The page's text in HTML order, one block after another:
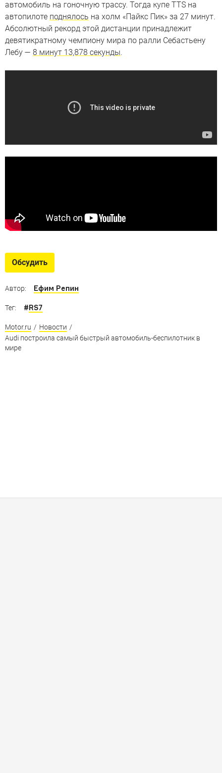
автомобиль на гоночную трассу. Тогда купе TTS на
автопилоте поднялось на холм «Пайкс Пик» за 27 минут.
Абсолютный рекорд этой дистанции принадлежит
девятикратному чемпиону мира по ралли Себастьену
Лебу — 8 минут 13,878 секунды.
Обсудить
Автор: Ефим Репин
Тег: #RS7
Motor.ru / Новости /
Audi построила самый быстрый автомобиль-беспилотник в
мире